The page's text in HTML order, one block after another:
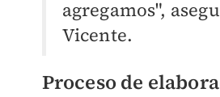
agregamos",
Vicente.
Proceso de